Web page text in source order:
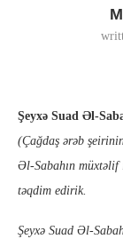
Şeyxə Suad Əl-
(Çağdaş ərəb
Əl-Sabahın müxtəlif
təqdim edirik.
Şeyxə Suad Əl-